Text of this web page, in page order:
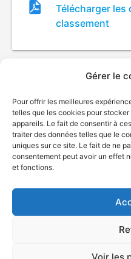
Gérer le
Pour offrir les meilleures
telles que les cookies pour
appareils. Le fait de consentir à
traiter des données telles que le
uniques sur ce site. Le fait de ne
consentement peut avoir un effet
et fonctions.
Voir les
Fichier
de
classement
Télécharger les
classement
©